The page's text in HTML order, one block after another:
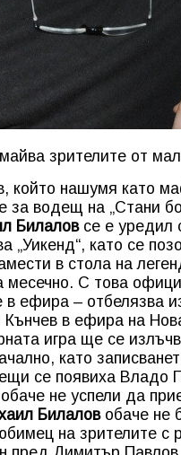
зрителите от
който нашумя като
за водещ на „Стани
Билаловсе е уредил
„Уикенд“, като се
в стола на
месечно. С това
в ефира – отбелязва
в ефира на
игра ще се
като
се появиха
не успели да
Билаловобаче не
на зрителите